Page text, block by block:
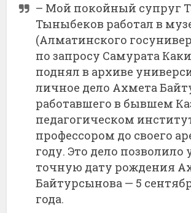
– Мой покойный супруг
Тыныбеков работал в
(Алматинского
по запросу Самурата
поднял в архиве
личное дело Ахмета
работавшего в бывшем
педагогическом
профессором до своего
году. Это дело позволило
точную дату рождения
Байтурсынова — 5
года.